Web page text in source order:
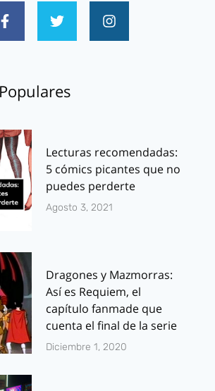
Lecturas recomendadas:
5 cómics picantes que no
puedes perderte
Agosto 3, 2021
Dragones y Mazmorras:
Así es Requiem, el
capítulo fanmade que
cuenta el final de la serie
Diciembre 1, 2020